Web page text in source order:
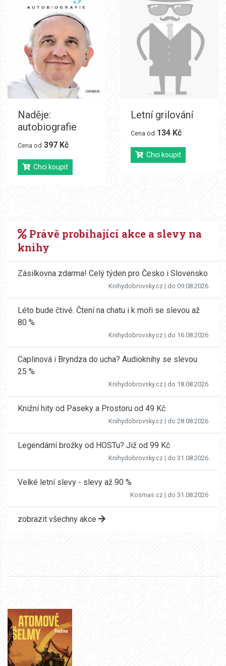
Naděje:
autobiografie
Cena od 397 Kč
Chci koupit
Letní grilování
Cena od 134 Kč
Chci koupit
Právě probíhající akce a slevy na
knihy
Zásilkovna zdarma! Celý týden pro Česko i Slovensko
Knihydobrovsky.cz | do 09.08.2026
Léto bude čtivé. Čtení na chatu i k moři se slevou až
80 %
Knihydobrovsky.cz | do 16.08.2026
Caplinová i Bryndza do ucha? Audioknihy se slevou
25 %
Knihydobrovsky.cz | do 18.08.2026
Knižní hity od Paseky a Prostoru od 49 Kč
Knihydobrovsky.cz | do 28.08.2026
Legendární brožky od HOSTu? Již od 99 Kč
Knihydobrovsky.cz | do 31.08.2026
Velké letní slevy - slevy až 90 %
Kosmas.cz | do 31.08.2026
zobrazit všechny akce